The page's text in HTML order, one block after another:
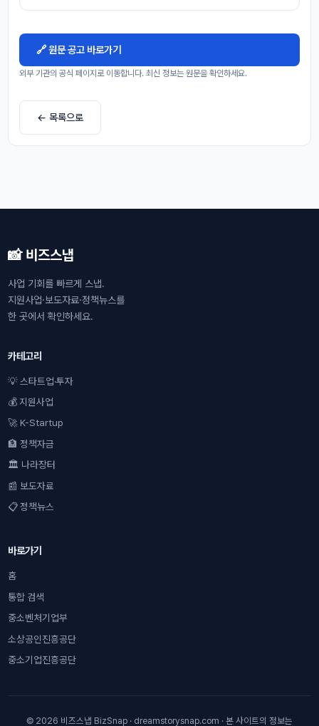
🔗 원문 공고 바로가기
외부 기관의 공식 페이지로 이동합니다. 최신 정보는 원문을 확인하세요.
← 목록으로
📸 비즈스냅
사업 기회를 빠르게 스냅.
지원사업·보도자료·정책뉴스를
한 곳에서 확인하세요.
카테고리
💡 스타트업·투자
💰 지원사업
🚀 K-Startup
🏦 정책자금
🏛 나라장터
📰 보도자료
📋 정책뉴스
바로가기
홈
통합 검색
중소벤처기업부
소상공인진흥공단
중소기업진흥공단
© 2026 비즈스냅 BizSnap · dreamstorysnap.com · 본 사이트의 정보는